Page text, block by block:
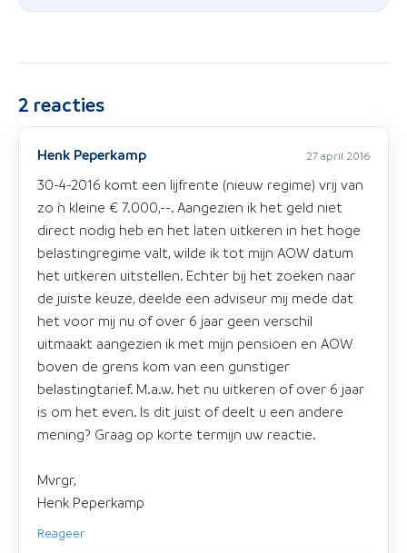
2 reacties
Henk Peperkamp 27 april 2016
30-4-2016 komt een lijfrente (nieuw regime) vrij van
zo `n kleine € 7.000,--. Aangezien ik het geld niet
direct nodig heb en het laten uitkeren in het hoge
belastingregime valt, wilde ik tot mijn AOW datum
het uitkeren uitstellen. Echter bij het zoeken naar
de juiste keuze, deelde een adviseur mij mede dat
het voor mij nu of over 6 jaar geen verschil
uitmaakt aangezien ik met mijn pensioen en AOW
boven de grens kom van een gunstiger
belastingtarief. M.a.w. het nu uitkeren of over 6 jaar
is om het even. Is dit juist of deelt u een andere
mening? Graag op korte termijn uw reactie.
Mvrgr,
Henk Peperkamp
Reageer